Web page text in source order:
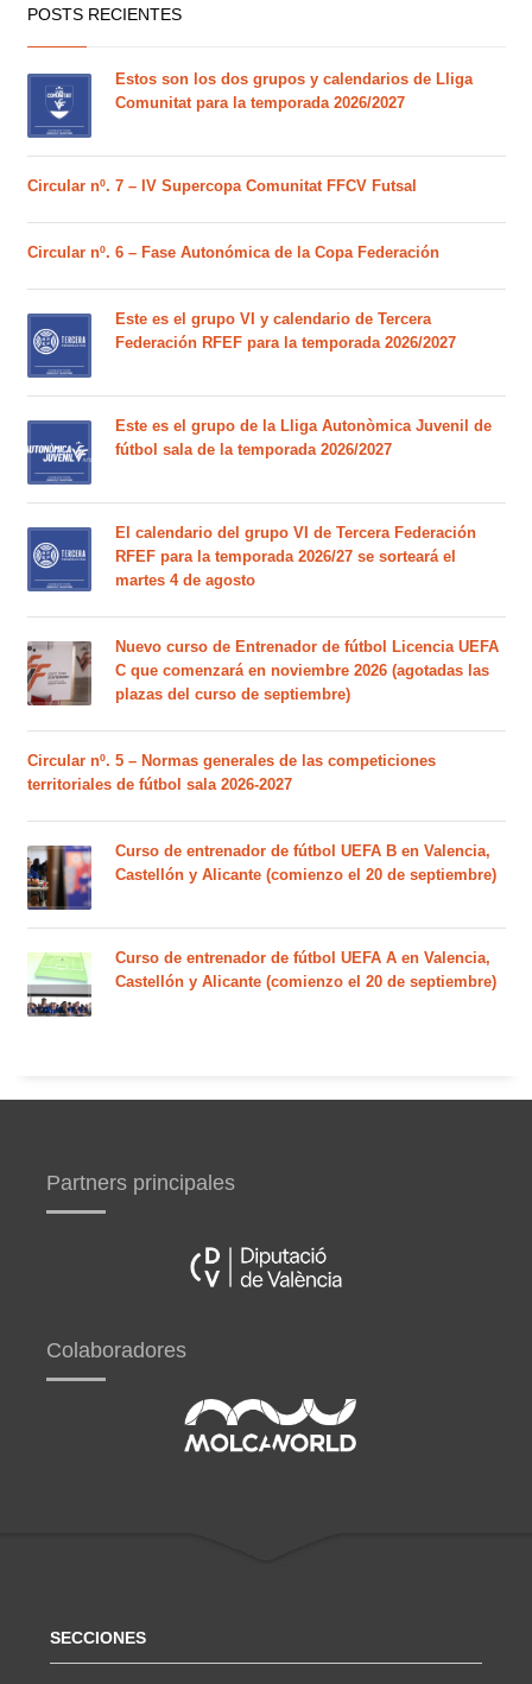
POSTS RECIENTES
Estos son los dos grupos y calendarios de Lliga
Comunitat para la temporada 2026/2027
Circular nº. 7 – IV Supercopa Comunitat FFCV Futsal
Circular nº. 6 – Fase Autonómica de la Copa Federación
Este es el grupo VI y calendario de Tercera
Federación RFEF para la temporada 2026/2027
Este es el grupo de la Lliga Autonòmica Juvenil de
fútbol sala de la temporada 2026/2027
El calendario del grupo VI de Tercera Federación
RFEF para la temporada 2026/27 se sorteará el
martes 4 de agosto
Nuevo curso de Entrenador de fútbol Licencia UEFA
C que comenzará en noviembre 2026 (agotadas las
plazas del curso de septiembre)
Circular nº. 5 – Normas generales de las competiciones
territoriales de fútbol sala 2026-2027
Curso de entrenador de fútbol UEFA B en Valencia,
Castellón y Alicante (comienzo el 20 de septiembre)
Curso de entrenador de fútbol UEFA A en Valencia,
Castellón y Alicante (comienzo el 20 de septiembre)
Partners principales
Colaboradores
SECCIONES